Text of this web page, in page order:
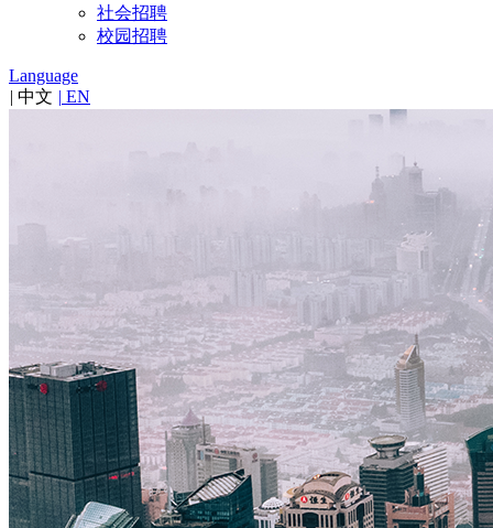
社会招聘
校园招聘
Language
| 中文 | EN